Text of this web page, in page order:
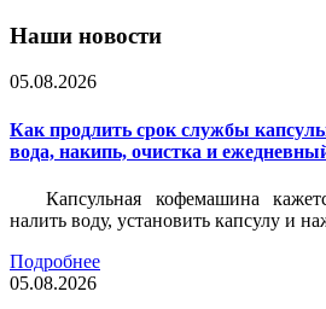
Наши новости
05.08.2026
Как продлить срок службы
вода, накипь, очистка и
Капсульная кофемашина
налить воду, установить капсулу и
Подробнее
05.08.2026